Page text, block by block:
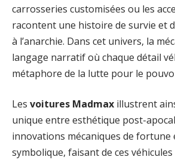
carrosseries customisées ou les
racontent une histoire de survie et
à l’anarchie. Dans cet univers, la
langage narratif où chaque détail
métaphore de la lutte pour le
Les voitures Madmax illustrent
unique entre esthétique post-
innovations mécaniques de fortune
symbolique, faisant de ces véhicules